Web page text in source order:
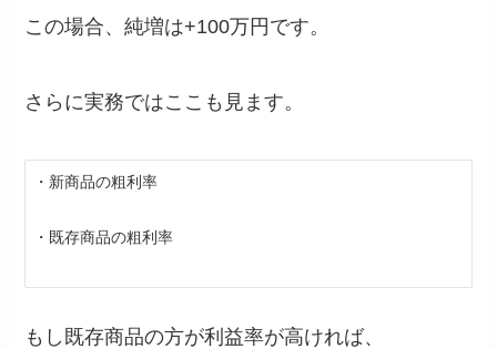
この場合、純増は+100万円です。
さらに実務ではここも見ます。
・新商品の粗利率
・既存商品の粗利率
もし既存商品の方が利益率が高ければ、